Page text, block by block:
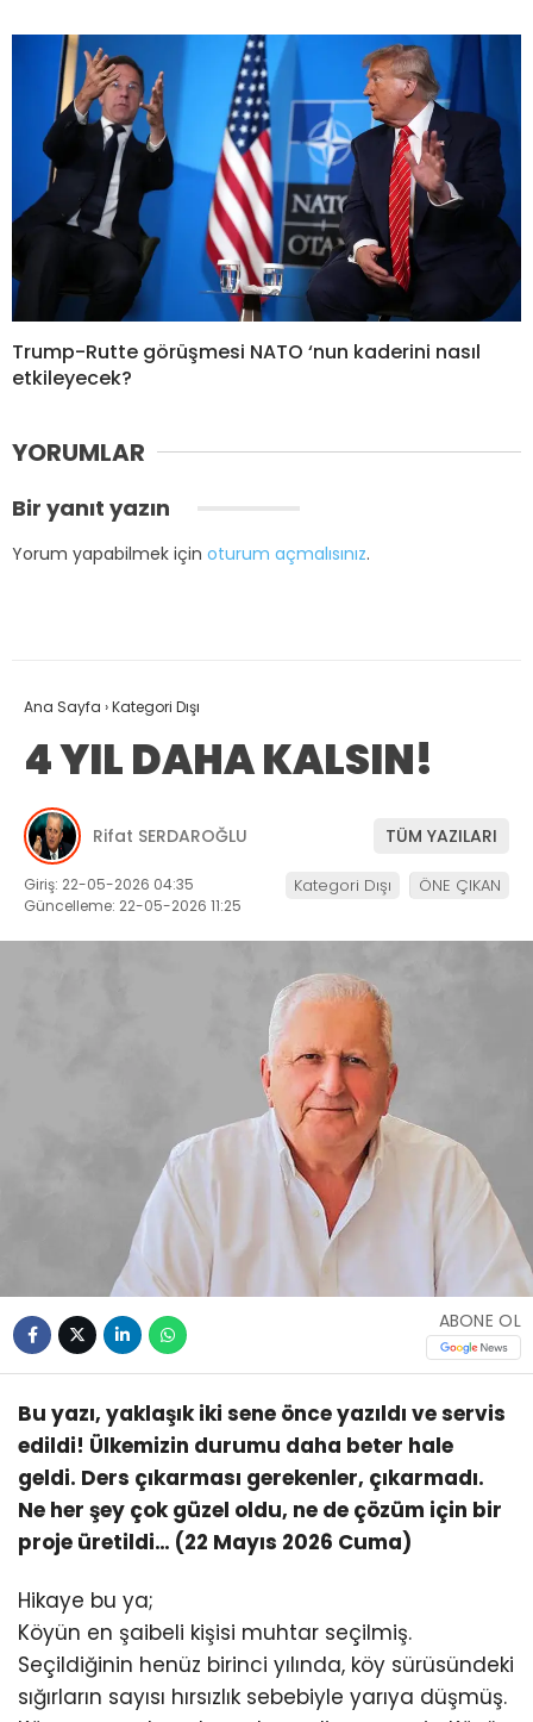
Trump-Rutte görüşmesi NATO ‘nun kaderini nasıl
etkileyecek?
YORUMLAR
Bir yanıt yazın
Yorum yapabilmek için oturum açmalısınız.
Ana Sayfa ›Kategori Dışı
4 YIL DAHA KALSIN!
Rifat SERDAROĞLU TÜM YAZILARI
Giriş: 22-05-2026 04:35
Güncelleme: 22-05-2026 11:25
Kategori Dışı ÖNE ÇIKAN
ABONE OL
Bu yazı, yaklaşık iki sene önce yazıldı ve servis
edildi! Ülkemizin durumu daha beter hale
geldi. Ders çıkarması gerekenler, çıkarmadı.
Ne her şey çok güzel oldu, ne de çözüm için bir
proje üretildi… (22 Mayıs 2026 Cuma)
Hikaye bu ya;
Köyün en şaibeli kişisi muhtar seçilmiş.
Seçildiğinin henüz birinci yılında, köy sürüsündeki
sığırların sayısı hırsızlık sebebiyle yarıya düşmüş.